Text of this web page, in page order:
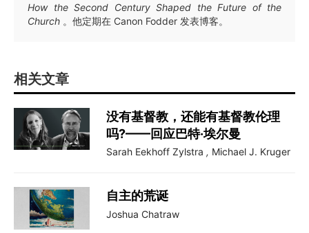
How the Second Century Shaped the Future of the
Church 。他定期在 Canon Fodder 发表博客。
相关文章
没有基督教，还能有基督教伦理
吗?——回应巴特·埃尔曼
Sarah Eekhoff Zylstra , Michael J. Kruger
自主的荒诞
Joshua Chatraw